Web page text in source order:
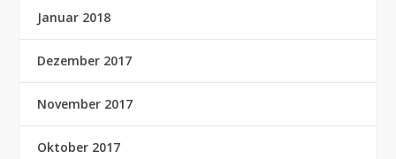
Januar 2018
Dezember 2017
November 2017
Oktober 2017